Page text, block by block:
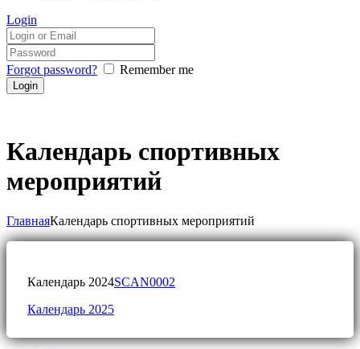
Login
Forgot password? Remember me
Календарь спортивных
мероприятий
ГлавнаяКалендарь спортивных мероприятий
Календарь 2024SCAN0002
Календарь 2025